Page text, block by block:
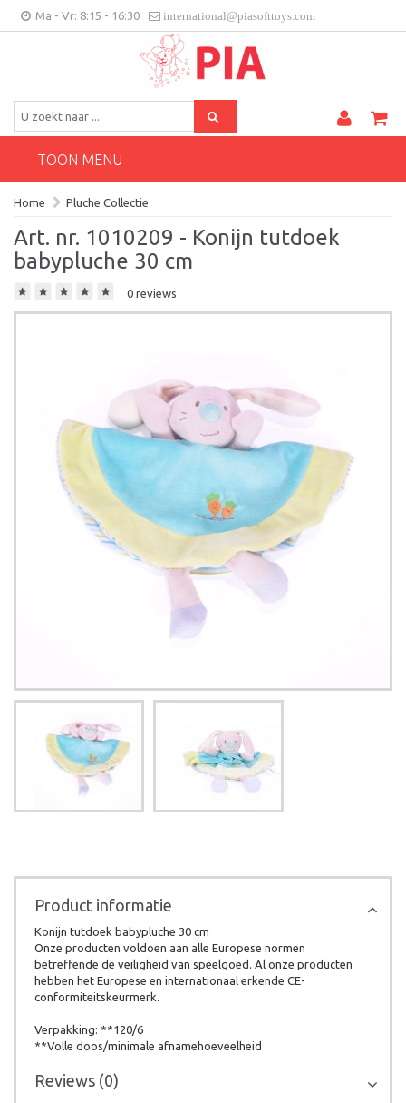
Ma - Vr: 8:15 - 16:30 international@piasofttoys.com
Klantenfeedback
BE/NL
TOON MENU
Home Pluche Collectie
Art. nr. 1010209 - Konijn tutdoek
babypluche 30 cm
0 reviews
Product informatie
Konijn tutdoek babypluche 30 cm
Onze producten voldoen aan alle Europese normen
betreffende de veiligheid van speelgoed. Al onze producten
hebben het Europese en internationaal erkende CE-
conformiteitskeurmerk.
Verpakking: **120/6
**Volle doos/minimale afnamehoeveelheid
Reviews (0)